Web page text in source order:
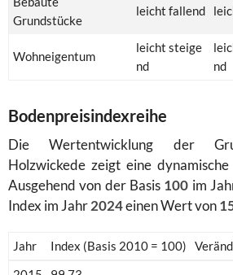
Grundstücke
leicht fallend
Wohneigentum
leicht steige
nd
nd
Bodenpreisindexreihe
Die Wertentwicklung der
Holzwickede zeigt eine
Ausgehend von der Basis 100 im
Index im Jahr2024einen Wert von
Jahr Index (Basis 2010 = 100)